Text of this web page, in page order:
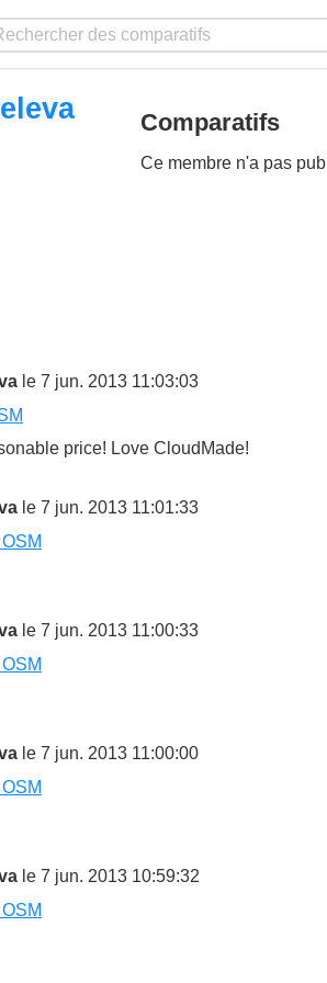
Comparatifs
Ce membre n'a pas
le 7 jun. 2013 11:03:03
price! Love CloudMade!
le 7 jun. 2013 11:01:33
le 7 jun. 2013 11:00:33
le 7 jun. 2013 11:00:00
le 7 jun. 2013 10:59:32